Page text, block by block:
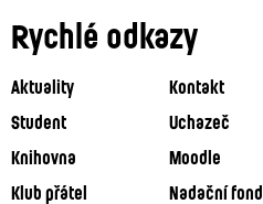
Rychlé odkazy
Aktuality Kontakt
Student
Uchazeč
Knihovna
Moodle
Klub přátel
Nadační fond